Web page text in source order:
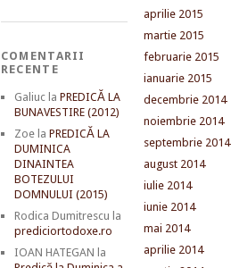
COMENTARII
RECENTE
Galiucla PREDICĂ LA
BUNAVESTIRE (2012)
Zoela PREDICĂ LA
DUMINICA
DINAINTEA
BOTEZULUI
DOMNULUI (2015)
Rodica Dumitrescu la
prediciortodoxe.ro
IOAN HATEGAN la
aprilie 2015
martie 2015
februarie 2015
ianuarie 2015
decembrie 2014
noiembrie 2014
septembrie 2014
august 2014
iulie 2014
iunie 2014
mai 2014
aprilie 2014